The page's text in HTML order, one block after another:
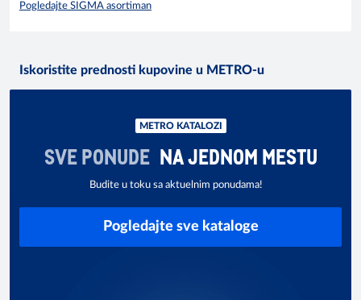
Pogledajte SIGMA asortiman
Iskoristite prednosti kupovine u METRO-u
METRO KATALOZI
SVE PONUDE NA JEDNOM MESTU
Budite u toku sa aktuelnim ponudama!
Pogledajte sve kataloge